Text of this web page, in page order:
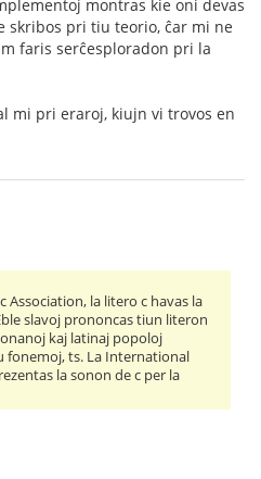
montras kie oni devas
skribos pri tiu teorio, ĉar mi ne
faris serĉesploradon pri la
mi pri eraroj, kiujn vi trovos en
la litero c havas la
slavoj prononcas tiun literon
kaj latinaj popoloj
fonemoj, ts. La International
la sonon de c per la